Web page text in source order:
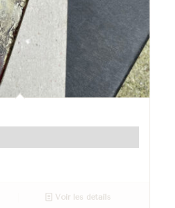
Voir les détails